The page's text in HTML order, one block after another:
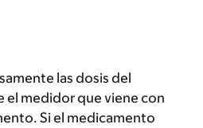
las dosis del
el medidor que viene con
Si el medicamento